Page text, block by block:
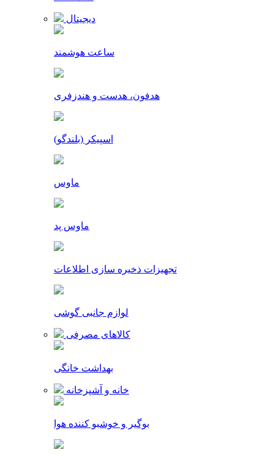
دیجیتال
ساعت هوشمند
هدفون، هدست و هندزفری
اسپیکر (بلندگو)
ماوس
ماوس پد
تجهیزات ذخیره سازی اطلاعات
لوازم جانبی گوشی
کالاهای مصرفی
بهداشت خانگی
خانه و آشپزخانه
بوگیر و خوشبو کننده هوا